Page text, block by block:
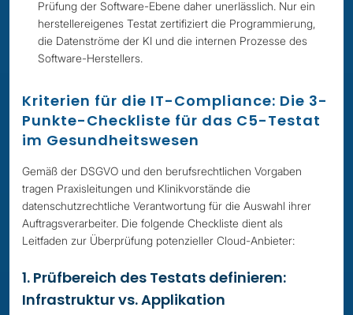
Prüfung der Software-Ebene daher unerlässlich. Nur ein
herstellereigenes Testat zertifiziert die Programmierung,
die Datenströme der KI und die internen Prozesse des
Software-Herstellers.
Kriterien für die IT-Compliance: Die 3-
Punkte-Checkliste für das C5-Testat
im Gesundheitswesen
Gemäß der DSGVO und den berufsrechtlichen Vorgaben
tragen Praxisleitungen und Klinikvorstände die
datenschutzrechtliche Verantwortung für die Auswahl ihrer
Auftragsverarbeiter. Die folgende Checkliste dient als
Leitfaden zur Überprüfung potenzieller Cloud-Anbieter:
1. Prüfbereich des Testats definieren:
Infrastruktur vs. Applikation